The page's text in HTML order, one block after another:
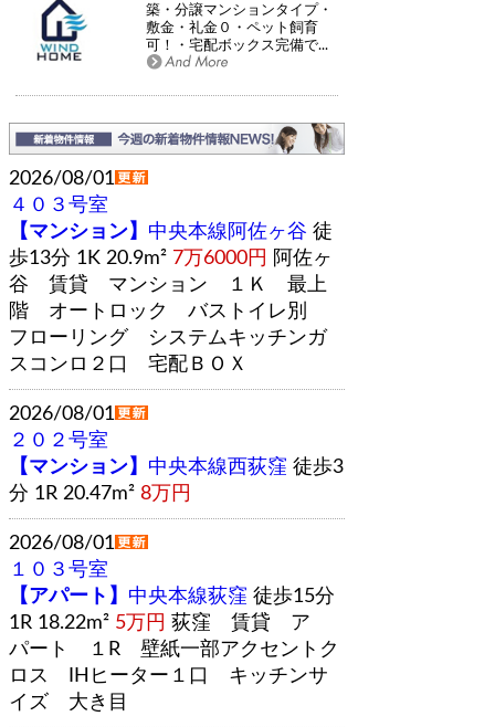
築・分譲マンションタイプ・
敷金・礼金０・ペット飼育
可！・宅配ボックス完備で...
2026/08/01
４０３号室
【マンション】 中央本線阿佐ヶ谷 徒
歩13分 1K 20.9m² 7万6000円
阿佐ヶ
谷 賃貸 マンション １Ｋ 最上
階 オートロック バストイレ別
フローリング システムキッチンガ
スコンロ２口 宅配ＢＯＸ
2026/08/01
２０２号室
【マンション】 中央本線西荻窪 徒歩3
分 1R 20.47m² 8万円
2026/08/01
１０３号室
【アパート】 中央本線荻窪 徒歩15分
1R 18.22m² 5万円 荻窪 賃貸 ア
パート １R 壁紙一部アクセントク
ロス IHヒーター１口 キッチンサ
イズ 大き目